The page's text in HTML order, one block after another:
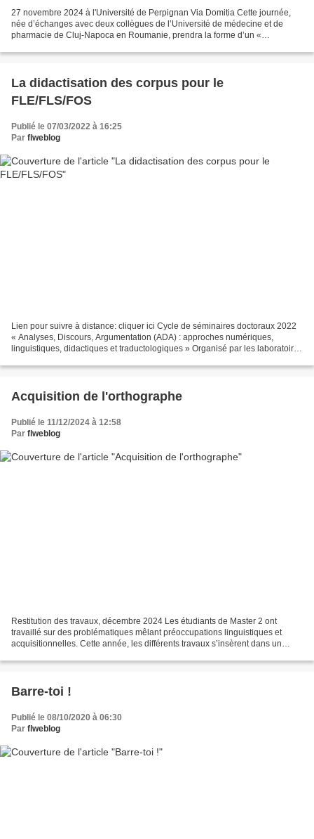
27 novembre 2024 à l'Université de Perpignan Via Domitia Cette journée,
née d’échanges avec deux collègues de l’Université de médecine et de
pharmacie de Cluj-Napoca en Roumanie, prendra la forme d’un «
La didactisation des corpus pour le
FLE/FLS/FOS
Publié le 07/03/2022 à 16:25
Par flweblog
Lien pour suivre à distance: cliquer ici Cycle de séminaires doctoraux 2022
« Analyses, Discours, Argumentation (ADA) : approches numériques,
linguistiques, didactiques et traductologiques » Organisé par les laboratoires
Acquisition de l'orthographe
Publié le 11/12/2024 à 12:58
Par flweblog
Restitution des travaux, décembre 2024 Les étudiants de Master 2 ont
travaillé sur des problématiques mêlant préoccupations linguistiques et
acquisitionnelles. Cette année, les différents travaux s’insèrent dans un
Barre-toi !
Publié le 08/10/2020 à 06:30
Par flweblog